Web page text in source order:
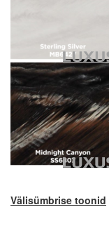
Välisümbrise toonid